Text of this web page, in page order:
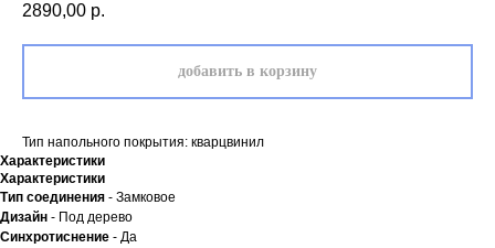
2890,00 р.
добавить в корзину
Тип напольного покрытия: кварцвинил
Характеристики
Характеристики
Тип соединения - Замковое
Дизайн - Под дерево
Синхротиснение - Да